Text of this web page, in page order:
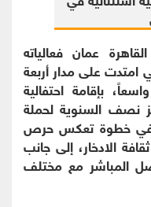
عمان فعالياته
امتدت على مدار أربعة
بإقامة احتفالية
نصف السنوية لحملة
في خطوة تعكس حرص
الادخار، إلى جانب
المباشر مع مختلف